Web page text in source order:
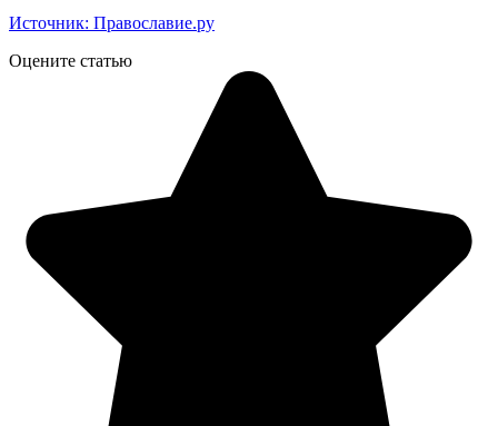
Источник: Православие.ру
Оцените статью